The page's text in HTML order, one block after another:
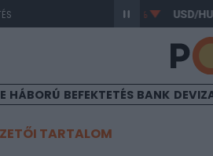
-0,59% USD/HUF
HÁBORÚ BEFEKTETÉS BANK
TARTALOM